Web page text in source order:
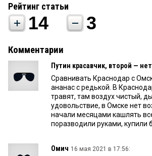
Рейтинг статьи
14 3
Комментарии
Путин красавчик, второй —
Сравнивать Краснодар с
ананас с редькой. В
травят, там воздух чистый,
удовольствие, в Омске нет
начали месяцами кашлять
поразводили руками, купили
Омич 16 мая 2021 в 17:56: